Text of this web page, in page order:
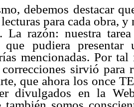
debemos destacar
para cada obra,
La razón: nuestra
que pudiera
mencionadas. Por
sirvió para
que ahora los once
divulgados en la